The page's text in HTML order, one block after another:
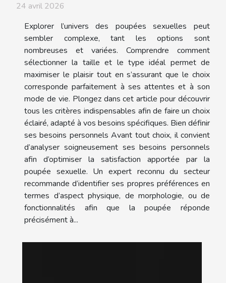
24 avril 2026
Explorer l’univers des poupées sexuelles peut
sembler complexe, tant les options sont
nombreuses et variées. Comprendre comment
sélectionner la taille et le type idéal permet de
maximiser le plaisir tout en s’assurant que le choix
corresponde parfaitement à ses attentes et à son
mode de vie. Plongez dans cet article pour découvrir
tous les critères indispensables afin de faire un choix
éclairé, adapté à vos besoins spécifiques. Bien définir
ses besoins personnels Avant tout choix, il convient
d’analyser soigneusement ses besoins personnels
afin d’optimiser la satisfaction apportée par la
poupée sexuelle. Un expert reconnu du secteur
recommande d’identifier ses propres préférences en
termes d’aspect physique, de morphologie, ou de
fonctionnalités afin que la poupée réponde
précisément à...